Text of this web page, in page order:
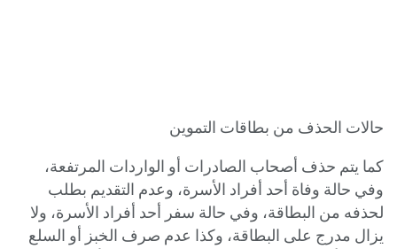
حالات الحذف من بطاقات التموين
كما يتم حذف أصحاب الصادرات أو الواردات المرتفعة،
وفي حالة وفاة أحد أفراد الأسرة، وعدم التقديم بطلب
لحذفه من البطاقة، وفي حالة سفر أحد أفراد الأسرة، ولا
يزال مدرج على البطاقة، وكذا عدم صرف الخبز أو السلع